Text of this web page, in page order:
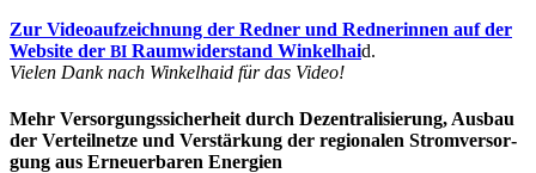
Zur Video­auf­zeich­nung der Red­ner und Red­ne­rin­nen auf der
Web­site der BI Raum­wi­der­stand Win­kel­haid.
Vie­len Dank nach Win­kel­haid für das Video!
Mehr Ver­sor­gungs­si­cher­heit durch Dezen­tra­li­sie­rung, Aus­bau
der Ver­teil­net­ze und Ver­stär­kung der regio­na­len Strom­ver­sor­
gung aus Erneu­er­ba­ren Energien